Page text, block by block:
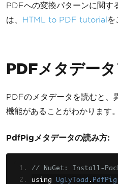
PDFへの変換パターンに関す
は、 HTML to PDF tutorialを
PDFメタデー
PDFのメタデータを読むと、
機能があることがわかります。
PdfPigメタデータの読み方:
// NuGet: Install-
using UglyToad . PdfPig